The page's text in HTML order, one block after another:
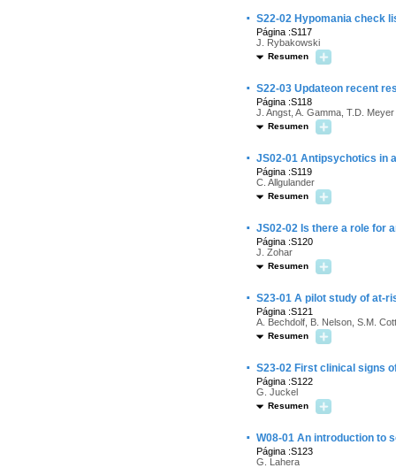
· S22-02 Hypomania check
Página :S117
J. Rybakowski
Resumen
· S22-03 Updateon recent
Página :S118
J. Angst, A. Gamma, T.D. Meyer
Resumen
· JS02-01 Antipsychotics in
Página :S119
C. Allgulander
Resumen
· JS02-02 Is there a role for
Página :S120
J. Zohar
Resumen
· S23-01 A pilot study of at-
Página :S121
A. Bechdolf, B. Nelson, S.M.
Resumen
· S23-02 First clinical signs
Página :S122
G. Juckel
Resumen
· W08-01 An introduction to
Página :S123
G. Lahera